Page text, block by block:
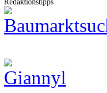
Redaktionstipps